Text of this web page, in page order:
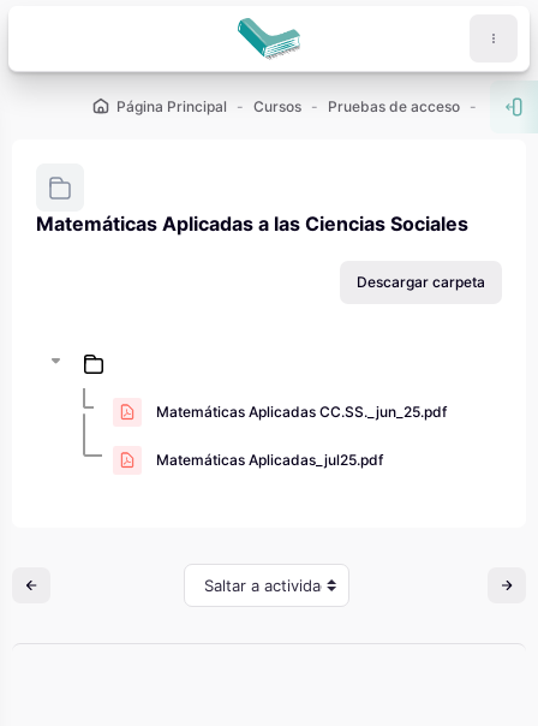
Página Principal Cursos Pruebas de acceso PAU -
Matemáticas Aplicadas a las Ciencias Sociales
Descargar carpeta
Matemáticas Aplicadas CC.SS._jun_25.pdf
Matemáticas Aplicadas_jul25.pdf
Saltar a actividad